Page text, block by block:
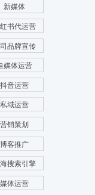
新媒体
书代运营
品牌宣传
媒体运营
抖音运营
私域运营
营销策划
博客推广
海搜索引擎
媒体运营